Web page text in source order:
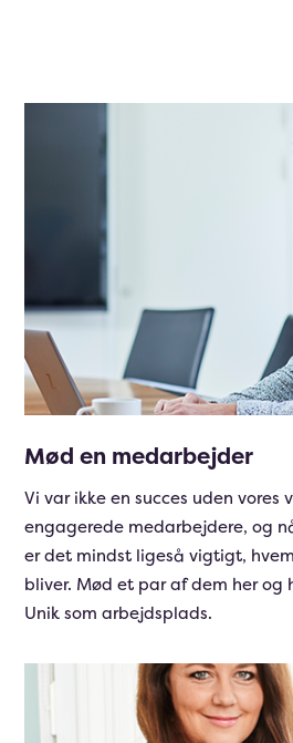
Mød en medarbejder
Vi var ikke en succes uden
engagerede medarbejdere, og
er det mindst ligeså vigtigt,
bliver. Mød et par af dem her og
Unik som arbejdsplads.